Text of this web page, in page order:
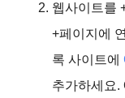
웹사이트를
+페이지에
록 사이트에
추가하세요.